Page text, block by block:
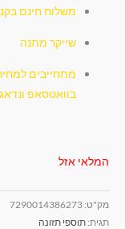
משלוח חינם בקניה של 2 י"ח
שייקר מתנה
מתחייבים
בוואטסאפ
המלאי אזל
מק"ט: 7290014386273
תגית: תוספי תזונה